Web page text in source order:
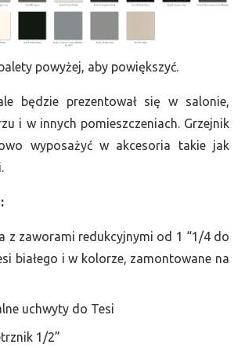
powyżej, aby powiększyć.
będzie prezentował się w salonie,
i w innych pomieszczeniach. Grzejnik
wyposażyć w akcesoria takie jak
z zaworami redukcyjnymi od 1 “1/4 do
białego i w kolorze, zamontowane na
uchwyty do Tesi
1/2”